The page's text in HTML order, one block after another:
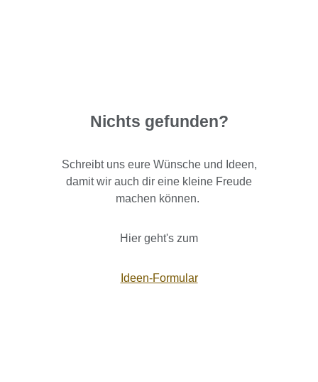
Nichts gefunden?
Schreibt uns eure Wünsche und Ideen,
damit wir auch dir eine kleine Freude
machen können.
Hier geht's zum
Ideen-Formular